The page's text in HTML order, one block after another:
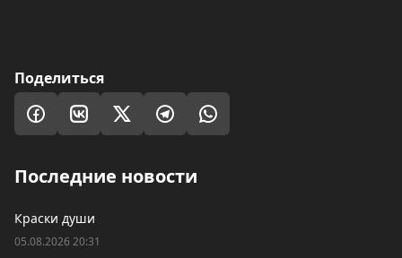
Поделиться
Последние новости
Краски души
05.08.2026 20:31